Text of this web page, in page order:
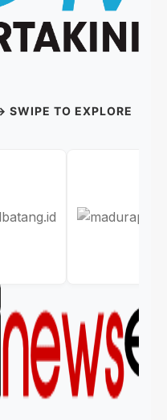
SWIPE TO EXPLORE